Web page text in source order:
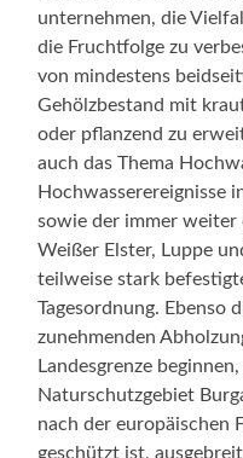
unternehmen, die
die Fruchtfolge zu
von mindestens
Gehölzbestand mit
oder pflanzend zu
auch das Thema
Hochwasserereignisse
sowie der immer
Weißer Elster, Luppe
teilweise stark
Tagesordnung. Ebenso
zunehmenden
Landesgrenze
Naturschutzgebiet
nach der europäischen
geschützt ist,